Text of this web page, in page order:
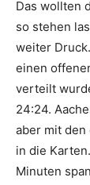
Das wollten
so stehen
weiter
einen
verteilt
24:24.
aber mit den
in die
Minuten